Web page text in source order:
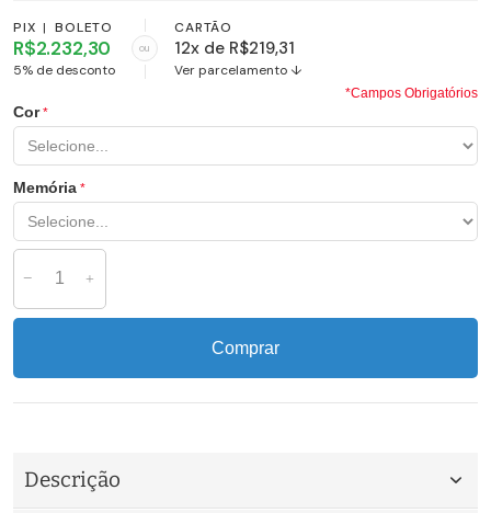
PIX | BOLETO
R$2.232,30
5% de desconto
ou
CARTÃO
12x de R$219,31
Ver parcelamento ↓
Cor
Memória
*Campos Obrigatórios
Comprar
Descrição